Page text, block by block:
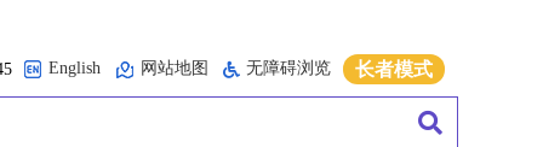
English 网站地图 无障碍浏览 长者模式